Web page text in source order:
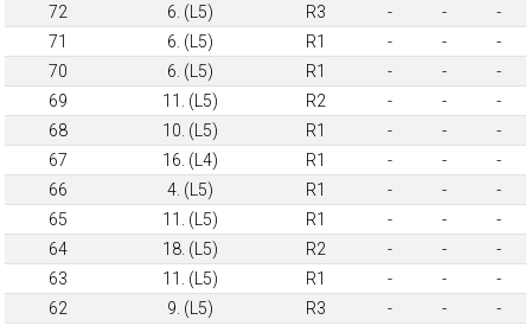
72
6. (L5) R3 - -
-
71
6. (L5) R1 - -
-
70
6. (L5) R1 - -
-
69
11. (L5) R2 - -
-
68
10. (L5) R1 - -
-
67
16. (L4) R1 - -
-
66
4. (L5) R1 - -
-
65
11. (L5) R1 - -
-
64
18. (L5) R2 - -
-
63
11. (L5) R1 - -
-
62
9. (L5) R3 - -
-